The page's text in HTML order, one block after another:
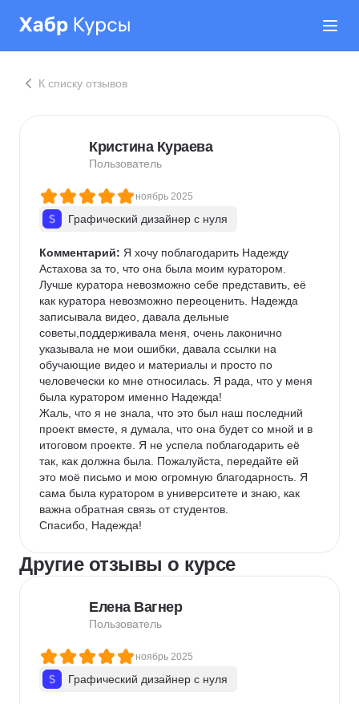
К списку отзывов
Кристина Кураева
Пользователь
ноябрь 2025
Графический дизайнер с нуля
Комментарий: Я хочу поблагодарить Надежду
Астахова за то, что она была моим куратором.
Лучше куратора невозможно себе представить, её
как куратора невозможно переоценить. Надежда
записывала видео, давала дельные
советы,поддерживала меня, очень лаконично
указывала не мои ошибки, давала ссылки на
обучающие видео и материалы и просто по
человечески ко мне относилась. Я рада, что у меня
была куратором именно Надежда!
Жаль, что я не знала, что это был наш последний
проект вместе, я думала, что она будет со мной и в
итоговом проекте. Я не успела поблагодарить её
так, как должна была. Пожалуйста, передайте ей
это моё письмо и мою огромную благодарность. Я
сама была куратором в университете и знаю, как
важна обратная связь от студентов.
Спасибо, Надежда!
Другие отзывы о курсе
Елена Вагнер
Пользователь
ноябрь 2025
Графический дизайнер с нуля